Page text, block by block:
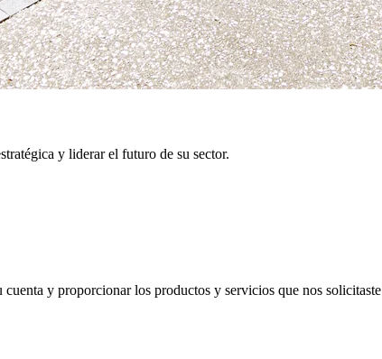
y liderar el futuro de su sector.
y proporcionar los productos y servicios que nos